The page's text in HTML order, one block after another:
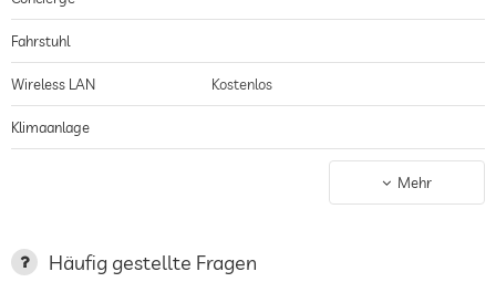
Fahrstuhl
Wireless LAN Kostenlos
Klimaanlage
Ladestation für Elektroautos
Mehr
Häufig gestellte Fragen